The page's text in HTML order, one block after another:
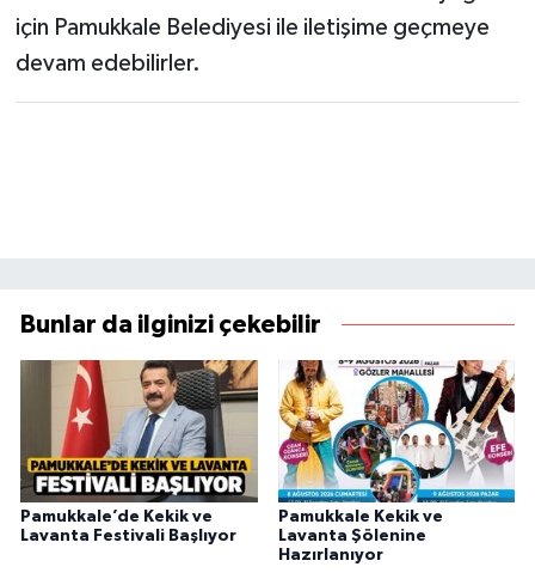
için Pamukkale Belediyesi ile iletişime geçmeye
devam edebilirler.
Bunlar da ilginizi çekebilir
Pamukkale’de Kekik ve
Lavanta Festivali Başlıyor
Pamukkale Kekik ve
Lavanta Şölenine
Hazırlanıyor